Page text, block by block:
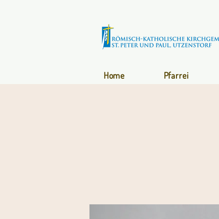
Home Pfarrei